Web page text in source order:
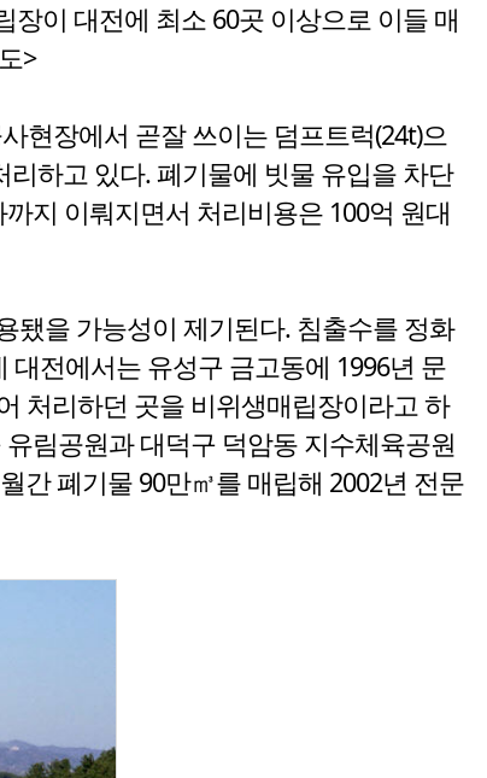
이 대전에 최소 60곳 이상으로 이들 매
>
현장에서 곧잘 쓰이는 덤프트럭(24t)으
하고 있다. 폐기물에 빗물 유입을 차단
지 이뤄지면서 처리비용은 100억 원대
됐을 가능성이 제기된다. 침출수를 정화
전에서는 유성구 금고동에 1996년 문
처리하던 곳을 비위생매립장이라고 하
림공원과 대덕구 덕암동 지수체육공원
간 폐기물 90만㎥를 매립해 2002년 전문